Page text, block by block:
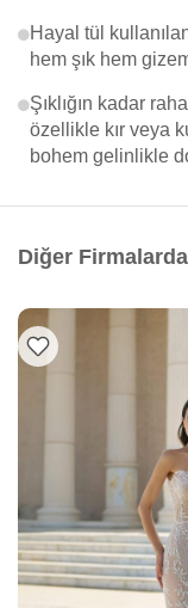
Hayal tül
hem şık hem
Şıklığın kadar
özellikle kır veya
bohem gelinlikle
Diğer